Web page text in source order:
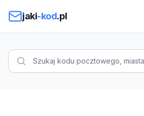
jaki-kod.pl